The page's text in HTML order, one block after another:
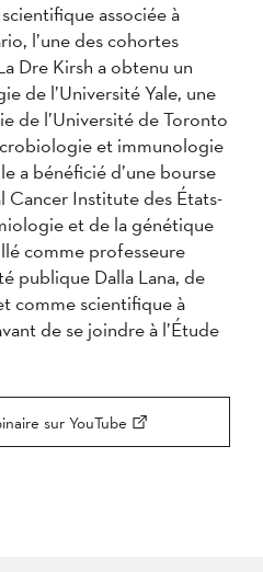
associée à
l’une des cohortes
Dre Kirsh a obtenu un
de l’Université Yale, une
de l’Université de Toronto
et immunologie
a bénéficié d’une bourse
Cancer Institute des États-
et de la génétique
comme professeure
publique Dalla Lana, de
comme scientifique à
de se joindre à l’Étude
sur YouTube